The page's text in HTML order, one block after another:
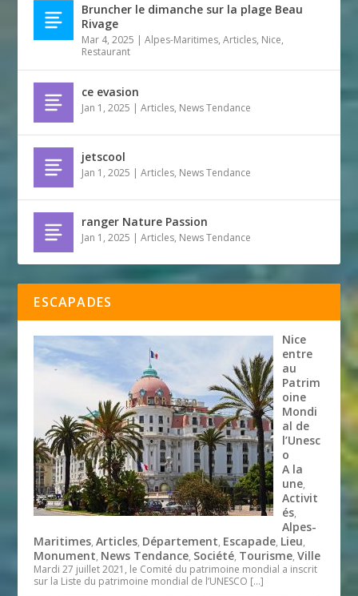
Bruncher le dimanche sur la plage Beau
Rivage
Mar 4, 2025 |Alpes-Maritimes,Articles, Nice,
Restaurant
ce evasion
Jan 1, 2025 |Articles, News Tendance
jetscool
Jan 1, 2025 |Articles, News Tendance
ranger Nature Passion
Jan 1, 2025 |Articles, News Tendance
ESCAPADES
Nice
entre
au
Patrim
oine
Mondi
al de
l’Unesc
o
A la
une,
Activit
és,
Alpes-
Maritimes,Articles, Département, Escapade, Lieu,
Monument, News Tendance, Société, Tourisme,Ville
Mardi 27 juillet 2021, le Comité du patrimoine mondial a inscrit
sur la Liste du patrimoine mondial de l’UNESCO […]